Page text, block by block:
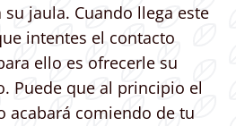
su jaula. Cuando llega este
intentes el contacto
ello es ofrecerle su
Puede que al principio el
acabará comiendo de tu